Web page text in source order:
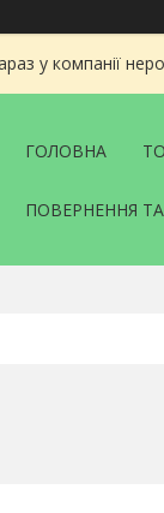
у компанії
ГОЛОВНА
ПОВЕРНЕННЯ